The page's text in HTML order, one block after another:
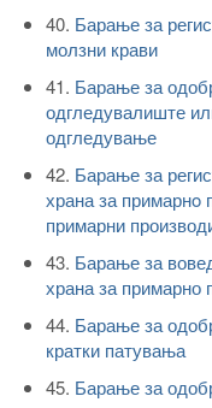
40. Барање за
молзни крави
41. Барање за
одгледувалиште
одгледување
42. Барање за
храна за примарнo
примарни
43. Барање за
храна за примарно
44. Барање за
кратки патувања
45. Барање за